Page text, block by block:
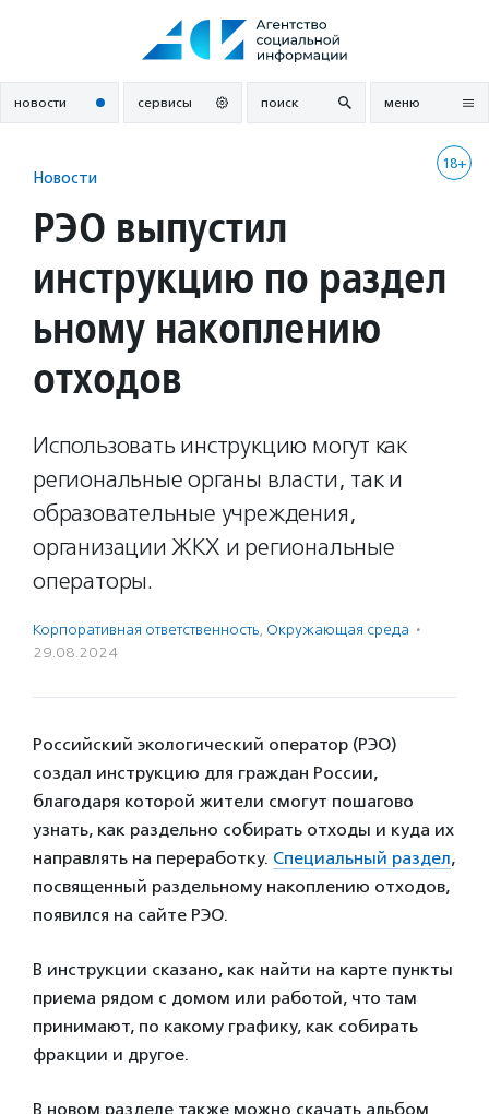
новости сервисы поиск меню
18+
Новости
РЭО выпустил
инструкцию по раздел
ьному накоплению
отходов
Использовать инструкцию могут как
региональные органы власти, так и
образовательные учреждения,
организации ЖКХ и региональные
операторы.
Корпоративная ответственность, Окружающая среда ·
29.08.2024
Российский экологический оператор (РЭО)
создал инструкцию для граждан России,
благодаря которой жители смогут пошагово
узнать, как раздельно собирать отходы и куда их
направлять на переработку. Специальный раздел,
посвященный раздельному накоплению отходов,
появился на сайте РЭО.
В инструкции сказано, как найти на карте пункты
приема рядом с домом или работой, что там
принимают, по какому графику, как собирать
фракции и другое.
В новом разделе также можно скачать альбом